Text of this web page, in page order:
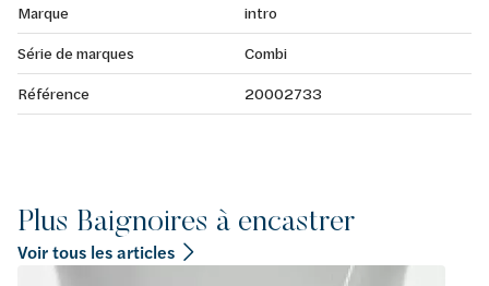
Marque
intro
Série de marques
Combi
Référence
20002733
Plus Baignoires à encastrer
Voir tous les articles